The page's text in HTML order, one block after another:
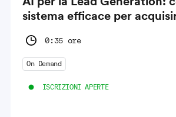
sistema efficace per
0:35 ore
On Demand
ISCRIZIONI APERTE